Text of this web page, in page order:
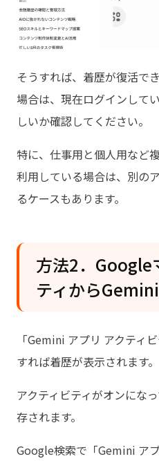
そうすれば、着歴が復活で
場合は、現在ログインして
しいか確認してください。
特に、仕事用と個人用など
利用している場合は、別の
るケースもあります。
方法2．Google
ティから
「Gemini アプリ アクティ
すれば着歴が表示されます。
アクティビティがオンにな
存されます。
Google検索で「Gemini ア